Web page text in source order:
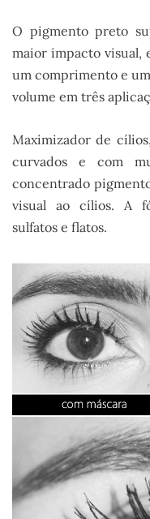
O pigmento preto
maior impacto visual,
um comprimento e
volume em três
Maximizador de
curvados e com
concentrado
visual ao cílios. A
sulfatos e flatos.